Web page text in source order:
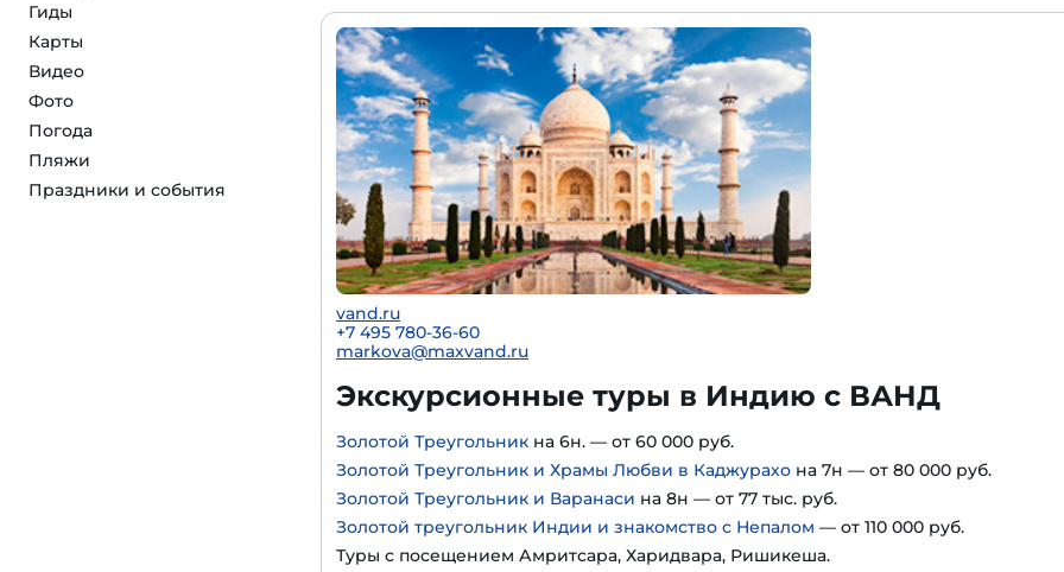
Гиды
Карты
Видео
Фото
Погода
Пляжи
Праздники и события
vand.ru
+7 495 780-36-60
markova@maxvand.ru
Экскурсионные туры в Индию с ВАНД
Золотой Треугольник на 6н. — от 60 000 руб.
Золотой Треугольник и Храмы Любви в Каджурахо на 7н — от 80 000 руб.
Золотой Треугольник и Варанаси на 8н — от 77 тыс. руб.
Золотой треугольник Индии и знакомство с Непалом — от 110 000 руб.
Туры с посещением Амритсара, Харидвара, Ришикеша.